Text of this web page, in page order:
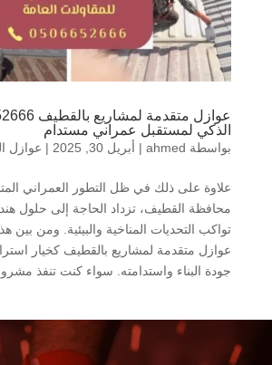
الذكي لمستقبل عمراني مستدام
بواسطة ahmed
| أبريل 30, 2025 | عوازل
علاوة على ذلك في ظل التطور العمراني
محافظة القطيف، تزداد الحاجة إلى حلول
تواكب التحديات المناخية والبيئية. ومن بين
عوازل متقدمة لمشاريع بالقطيف كخيار
جودة البناء واستدامته. سواء كنت تنفذ